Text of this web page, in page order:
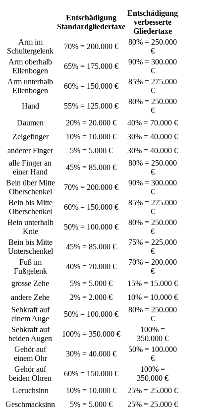
Entschädigung
Standardgliedertaxe
Entschädigung
verbesserte
Gliedertaxe
Arm im
Schultergelenk
70% = 200.000 €
80% = 250.000
€
Arm oberhalb
Ellenbogen
65% = 175.000 €
90% = 300.000
€
Arm unterhalb
Ellenbogen
60% = 150.000 €
85% = 275.000
€
Hand
55% = 125.000 €
80% = 250.000
€
Daumen
20% = 20.000 €
40% = 70.000 €
Zeigefinger
10% = 10.000 €
30% = 40.000 €
anderer Finger
5% = 5.000 €
30% = 40.000 €
alle Finger an
einer Hand
45% = 85.000 €
80% = 250.000
€
Bein über Mitte
Oberschenkel
70% = 200.000 €
90% = 300.000
€
Bein bis Mitte
Oberschenkel
60% = 150.000 €
85% = 275.000
€
Bein unterhalb
Knie
50% = 100.000 €
80% = 250.000
€
Bein bis Mitte
Unterschenkel
45% = 85.000 €
75% = 225.000
€
Fuß im
Fußgelenk
40% = 70.000 €
70% = 200.000
€
grosse Zehe
5% = 5.000 €
15% = 15.000 €
andere Zehe
2% = 2.000 €
10% = 10.000 €
Sehkraft auf
einem Auge
50% = 100.000 €
80% = 250.000
€
Sehkraft auf
beiden Augen
100% = 350.000 €
100% =
350.000 €
Gehör auf
einem Ohr
30% = 40.000 €
50% = 100.000
€
Gehör auf
beiden Ohren
60% = 150.000 €
100% =
350.000 €
Geruchsinn
10% = 10.000 €
25% = 25.000 €
Geschmacksinn
5% = 5.000 € 25% = 25.000 €